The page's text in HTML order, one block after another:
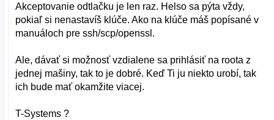
Akceptovanie odtlačku je len raz. Helso sa pýta vždy,
pokiaľ si nenastavíš klúče. Ako na klúče máš popísané v
manuáloch pre ssh/scp/openssl.
Ale, dávať si možnosť vzdialene sa prihlásiť na roota z
jednej mašiny, tak to je dobré. Keď Ti ju niekto urobí, tak
ich bude mať okamžite viacej.
T-Systems ?